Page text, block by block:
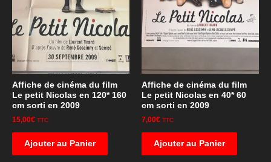
Affiche de cinéma du film
Le petit Nicolas en 120* 160
cm sorti en 2009
15,00€ TTC
Ajouter au Panier
Affiche de cinéma du film
Le petit Nicolas en 40* 60
cm sorti en 2009
7,00€ TTC
Ajouter au Panier